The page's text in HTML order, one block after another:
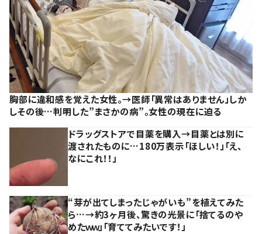
胸部に違和感を覚えた女性。→医師「異常はありません」しか
しその後…判明した”まさかの病”。女性の現在に迫る
ドラッグストアで目薬を購入→目薬とは別に
渡されたものに…180万表示「ほしい！」「え、
なにこれ！！」
“芽が出てしまったじゃがいも”を植えてみた
ら…→約3ヶ月後、驚きの光景に「捨てるのや
めたｗｗ」「育ててみたいです！」